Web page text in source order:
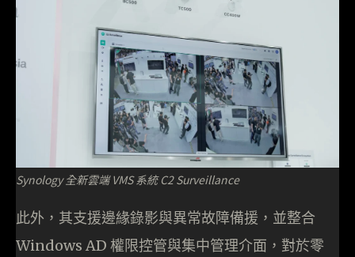
Synology 全新雲端 VMS 系統 C2 Surveillance
此外，其支援邊緣錄影與異常故障備援，並整合
Windows AD 權限控管與集中管理介面，對於零